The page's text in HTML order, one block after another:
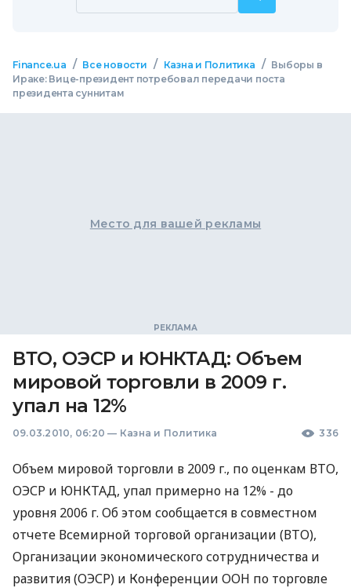
Finance.ua / Все новости / Казна и Политика / Выборы в
Ираке: Вице-президент потребовал передачи поста
президента суннитам
Место для вашей рекламы
ВТО, ОЭСР и ЮНКТАД: Объем
мировой торговли в 2009 г.
упал на 12%
09.03.2010, 06:20 — Казна и Политика 336
Объем мировой торговли в 2009 г., по оценкам ВТО,
ОЭСР и ЮНКТАД, упал примерно на 12% - до
уровня 2006 г. Об этом сообщается в совместном
отчете Всемирной торговой организации (ВТО),
Организации экономического сотрудничества и
развития (ОЭСР) и Конференции ООН по торговле